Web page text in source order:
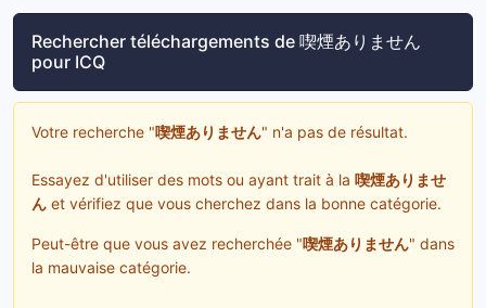
Rechercher téléchargements de 喫煙ありません
pour ICQ
Votre recherche "喫煙ありません" n'a pas de résultat.
Essayez d'utiliser des mots ou ayant trait à la 喫煙ありませ
ん et vérifiez que vous cherchez dans la bonne catégorie.
Peut-être que vous avez recherchée "喫煙ありません" dans
la mauvaise catégorie.